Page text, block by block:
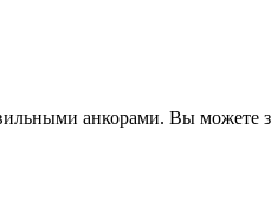
анкорами. Вы можете